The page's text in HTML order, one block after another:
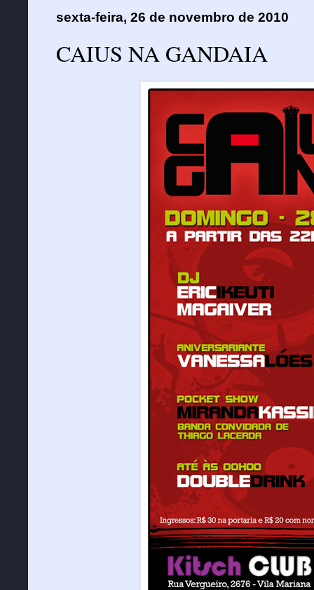
sexta-feira, 26 de novembro de 2010
CAIUS NA GANDAIA